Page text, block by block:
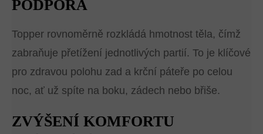
PODPORA
Topper rovnoměrně rozkládá hmotnost těla, čímž
zabraňuje přetížení jednotlivých partií. To je klíčové
pro zdravou polohu zad a krční páteře po celou
noc, ať už spíte na boku, zádech nebo břiše.
ZVÝŠENÍ KOMFORTU